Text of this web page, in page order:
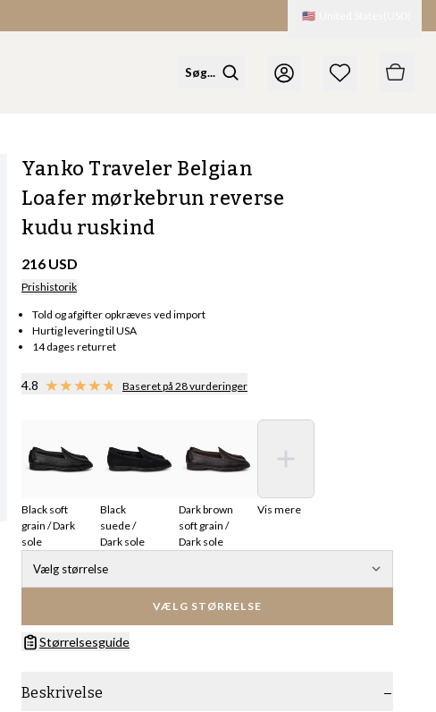
🇺🇸
Yanko Traveler Belgian
Loafer mørkebrun reverse
kudu ruskind
216 USD
Prishistorik
Told og afgifter opkræves ved import
Hurtig levering til USA
14 dages returret
4.8 Baseret på 28 vurderinger
Black soft
grain / Dark
sole
Black
suede /
Dark sole
Dark brown
soft grain /
Dark sole
Vis mere
Vælg størrelse
VÆLG STØRRELSE
Størrelsesguide
Beskrivelse